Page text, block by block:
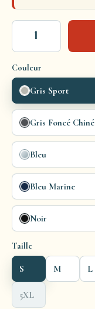
Couleur
Gris Sport
Gris Foncé Chiné
Bleu
Bleu Marine
Noir
Taille
S M L
5XL